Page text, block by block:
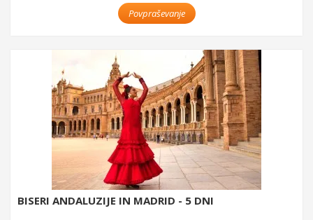
Povpraševanje
BISERI ANDALUZIJE IN MADRID - 5 DNI